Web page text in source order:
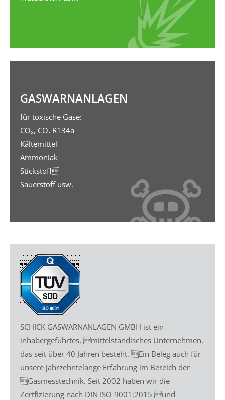
GAS­WARN­ANLAGEN
für toxische Gase:
CO₂, CO, R134a
Kältemittel
Ammoniak
Stickstoff
Sauerstoff usw.
SCHICK GASWARNANLAGEN GMBH ist ein
inhabergeführtes, mittelständisches Unternehmen,
das seit über 40 Jahren besteht. Ein Beleg auch für
unsere jahrzehntelange Erfahrung im Bereich der
Gasmesstechnik. Seit 2002 haben wir die
Zertfizierung nach DIN ISO 9001:2015 und